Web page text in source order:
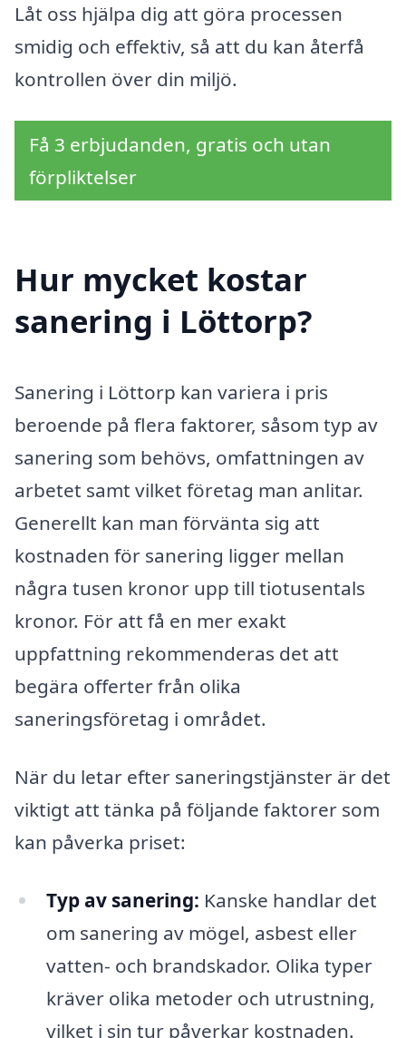
Låt oss hjälpa dig att göra processen
smidig och effektiv, så att du kan återfå
kontrollen över din miljö.
Få 3 erbjudanden, gratis och utan
förpliktelser
Hur mycket kostar
sanering i Löttorp?
Sanering i Löttorp kan variera i pris
beroende på flera faktorer, såsom typ av
sanering som behövs, omfattningen av
arbetet samt vilket företag man anlitar.
Generellt kan man förvänta sig att
kostnaden för sanering ligger mellan
några tusen kronor upp till tiotusentals
kronor. För att få en mer exakt
uppfattning rekommenderas det att
begära offerter från olika
saneringsföretag i området.
När du letar efter saneringstjänster är det
viktigt att tänka på följande faktorer som
kan påverka priset:
Typ av sanering: Kanske handlar det
om sanering av mögel, asbest eller
vatten- och brandskador. Olika typer
kräver olika metoder och utrustning,
vilket i sin tur påverkar kostnaden.